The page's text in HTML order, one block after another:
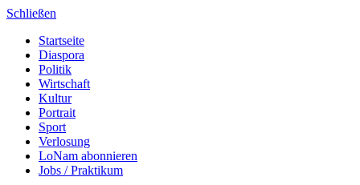
Schließen
Startseite
Diaspora
Politik
Wirtschaft
Kultur
Portrait
Sport
Verlosung
LoNam abonnieren
Jobs / Praktikum